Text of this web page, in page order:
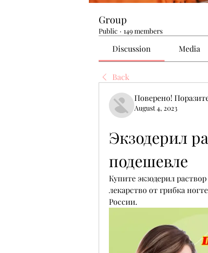
Group
Public · 149 members
Discussion Media
Back
Поверено!
August 4, 2023
Экзодерил
подешевле
Купите экзодерил
лекарство от грибка
России.